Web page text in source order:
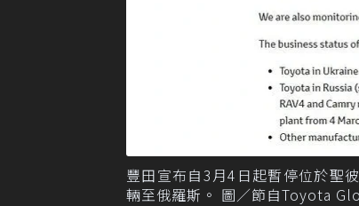
豐田宣布自3月4日起暫停位於聖
輛至俄羅斯。 圖／節自Toyota